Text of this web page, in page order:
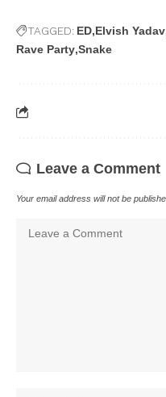
TAGGED: ED Elvish Yadav
Rave Party Snake
Leave a Comment
Your email address will not be